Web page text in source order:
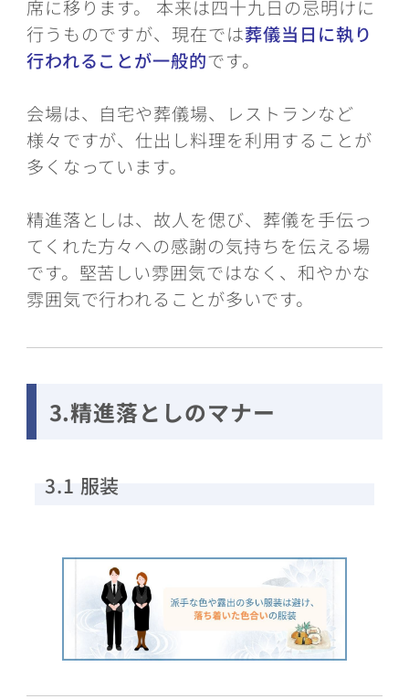
席に移ります。 本来は四十九日の忌明けに
行うものですが、現在では葬儀当日に執り
行われることが一般的です。
会場は、自宅や葬儀場、レストランなど
様々ですが、仕出し料理を利用することが
多くなっています。
精進落としは、故人を偲び、葬儀を手伝っ
てくれた方々への感謝の気持ちを伝える場
です。堅苦しい雰囲気ではなく、和やかな
雰囲気で行われることが多いです。
3.精進落としのマナー
3.1 服装